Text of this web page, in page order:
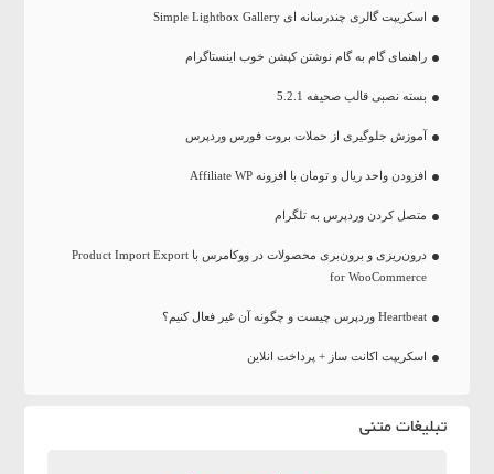
اسکریپت گالری چندرسانه ای Simple Lightbox Gallery
راهنمای گام به گام نوشتن کپشن خوب اینستاگرام
بسته نصبی قالب صحیفه 5.2.1
آموزش جلوگیری از حملات بروت فورس وردپرس
افزودن واحد ریال و تومان با افزونه Affiliate WP
متصل کردن وردپرس به تلگرام
درون‌ریزی و برون‌بری محصولات در ووکامرس با Product Import Export
for WooCommerce
Heartbeat وردپرس چیست و چگونه آن غیر فعال کنیم؟
اسکریپت اکانت ساز + پرداخت انلاین
تبلیغات متنی